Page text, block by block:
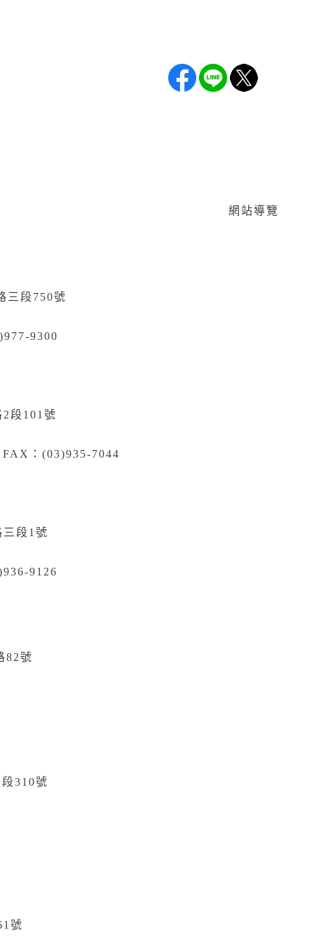
三段750號
9300
段101號
：(03)935-7044
段1號
9126
82號
310號
號
網站導覽